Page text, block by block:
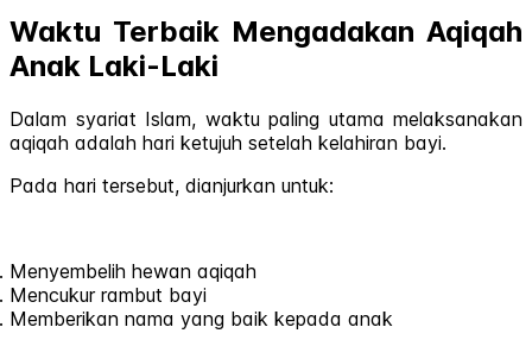
Waktu Terbaik Mengadakan Aqiqah
Anak Laki-Laki
Dalam syariat Islam, waktu paling utama melaksanakan
aqiqah adalah hari ketujuh setelah kelahiran bayi.
Pada hari tersebut, dianjurkan untuk:
Menyembelih hewan aqiqah
Mencukur rambut bayi
Memberikan nama yang baik kepada anak